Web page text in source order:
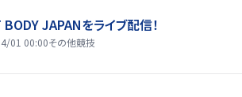
JAPANをライブ配信！
01 00:00その他競技